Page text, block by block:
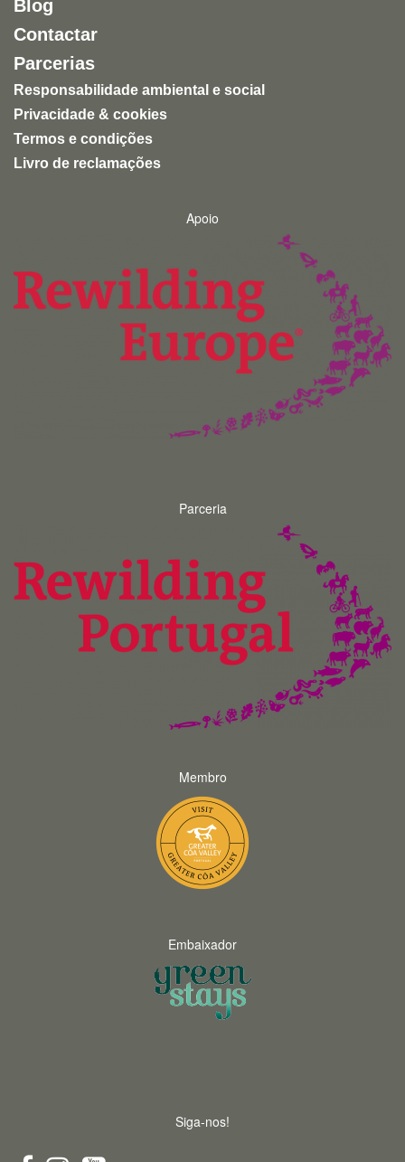
Uma experiência inspiradora, autêntica e altamente
recomendável para quem quer conhecer a natureza
de forma ética e responsável.
Blog
Contactar
Parcerias
Responsabilidade ambiental e social
Privacidade & cookies
Termos e condições
Livro de reclamações
Apoio
Parceria
Membro
Embaixador
Siga-nos!